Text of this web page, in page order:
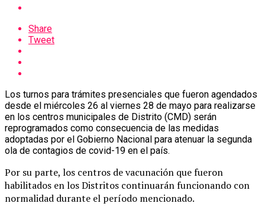
Share
Tweet
Los turnos para trámites presenciales que fueron agendados
desde el miércoles 26 al viernes 28 de mayo para realizarse
en los centros municipales de Distrito (CMD) serán
reprogramados como consecuencia de las medidas
adoptadas por el Gobierno Nacional para atenuar la segunda
ola de contagios de covid-19 en el país.
Por su parte, los centros de vacunación que fueron
habilitados en los Distritos continuarán funcionando con
normalidad durante el período mencionado.